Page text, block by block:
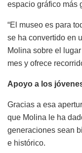
espacio gráfico más
“El museo es para
se ha convertido en
Molina sobre el
mes y ofrece
Apoyo a los
Gracias a esa
que Molina le ha
generaciones sean
e histórico.